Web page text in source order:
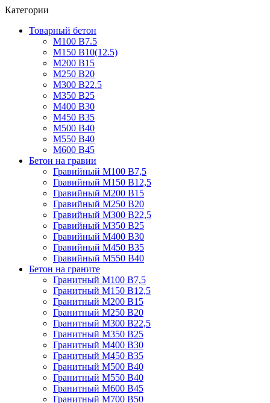
Категории
Товарный бетон
М100 В7.5
М150 В10(12.5)
М200 В15
М250 В20
М300 В22.5
М350 В25
М400 В30
М450 В35
М500 В40
М550 В40
М600 В45
Бетон на гравии
Гравийный М100 В7,5
Гравийный М150 В12,5
Гравийный М200 В15
Гравийный М250 В20
Гравийный М300 В22,5
Гравийный М350 В25
Гравийный М400 В30
Гравийный М450 В35
Гравийный М550 В40
Бетон на граните
Гранитный М100 В7,5
Гранитный М150 В12,5
Гранитный М200 В15
Гранитный М250 В20
Гранитный М300 В22,5
Гранитный М350 В25
Гранитный М400 В30
Гранитный М450 В35
Гранитный М500 В40
Гранитный М550 В40
Гранитный М600 В45
Гранитный М700 В50